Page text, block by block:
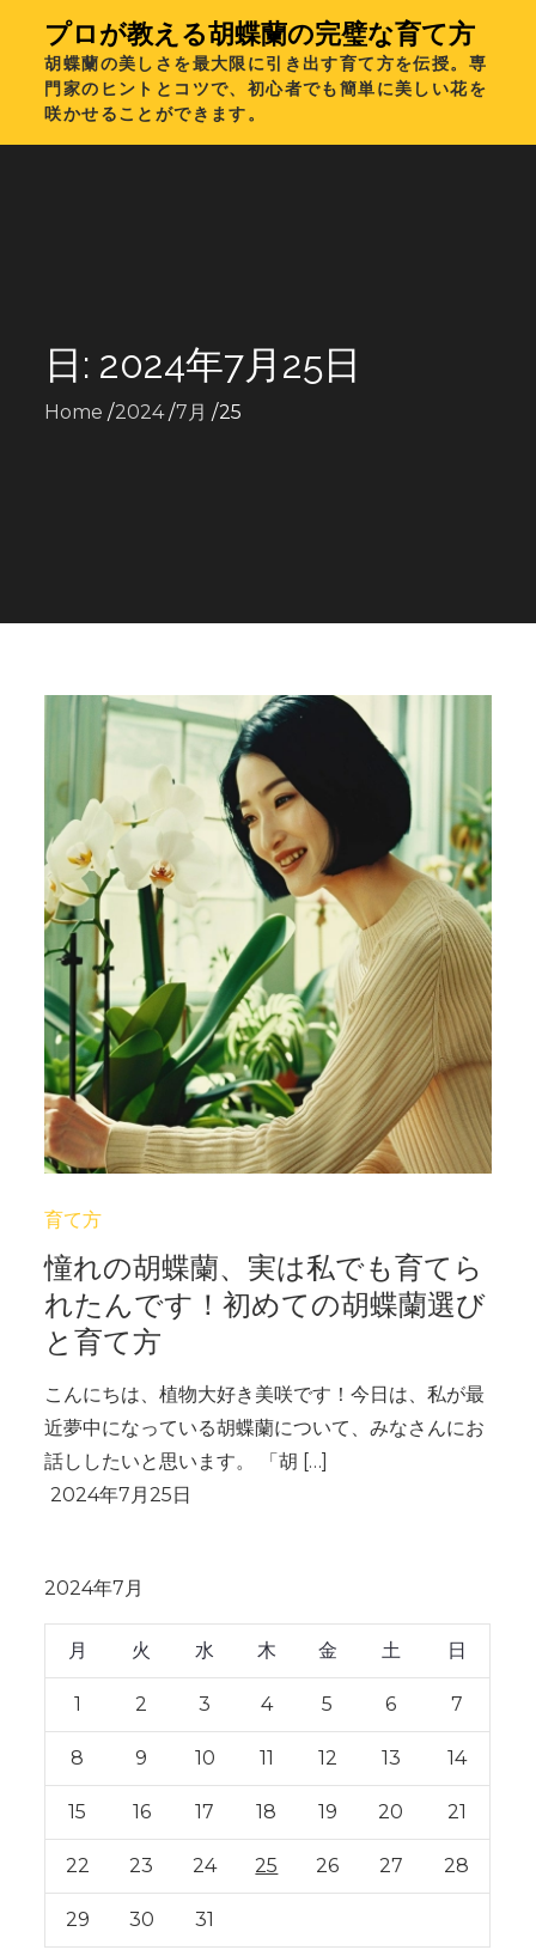
content
プロが教える胡蝶蘭の完璧な育て方
胡蝶蘭の美しさを最大限に引き出す育て方を伝授。専
門家のヒントとコツで、初心者でも簡単に美しい花を
咲かせることができます。
日: 2024年7月25日
Home 2024 7月 25
育て方
憧れの胡蝶蘭、実は私でも育てら
れたんです！初めての胡蝶蘭選び
と育て方
こんにちは、植物大好き美咲です！今日は、私が最
近夢中になっている胡蝶蘭について、みなさんにお
話ししたいと思います。 「胡 […]
2024年7月
月 火 水 木 金 土 日
1 2 3 4 5 6 7
8 9 10 11 12 13 14
15 16 17 18 19 20 21
22 23 24 25 26 27 28
29 30 31